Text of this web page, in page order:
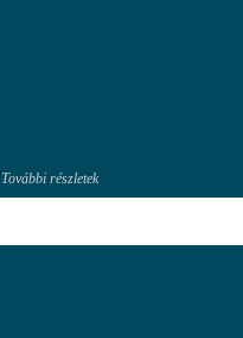
További részletek